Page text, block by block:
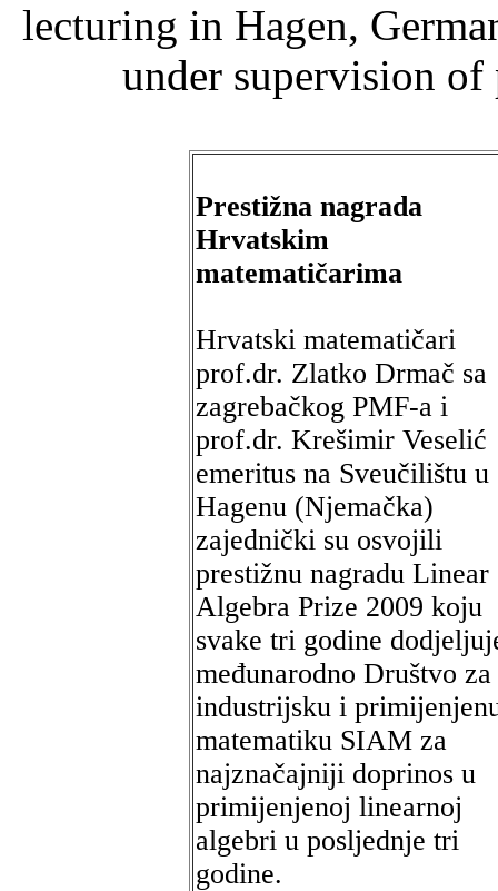
lecturing in Hagen,
under supervision
Prestižna nagrada
Hrvatskim
matematičarima
Hrvatski matematičari
prof.dr. Zlatko Drmač sa
zagrebačkog PMF-a i
prof.dr. Krešimir Veselić
emeritus na Sveučilištu u
Hagenu (Njemačka)
zajednički su osvojili
prestižnu nagradu Linear
Algebra Prize 2009 koju
svake tri godine
međunarodno Društvo za
industrijsku i
matematiku SIAM za
najznačajniji doprinos u
primijenjenoj linearnoj
algebri u posljednje tri
godine.